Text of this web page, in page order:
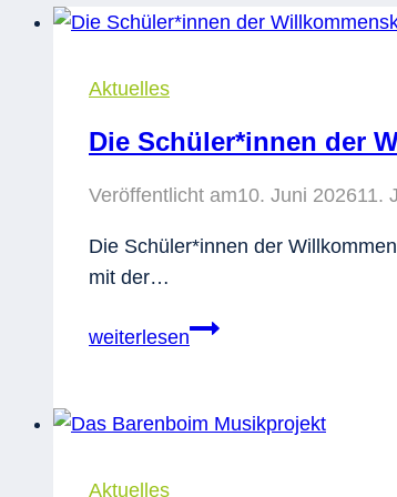
Aktuelles
Die Schüler*innen der
Veröffentlicht am10. Juni 202611.
Die Schüler*innen der
mit der…
weiterlesenDie
Willkommensklasse
Aktuelles